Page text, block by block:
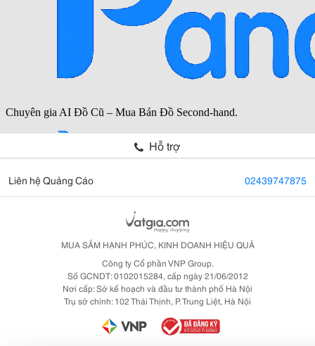
Hỗ trợ
Liên hệ Quảng Cáo 02439747875
MUA SẮM HẠNH PHÚC, KINH DOANH HIỆU QUẢ
Công ty Cổ phần VNP Group.
Số GCNDT: 0102015284, cấp ngày 21/06/2012
Nơi cấp: Sở kế hoạch và đầu tư thành phố Hà Nội
Trụ sở chính: 102 Thái Thịnh, P. Trung Liệt, Hà Nội